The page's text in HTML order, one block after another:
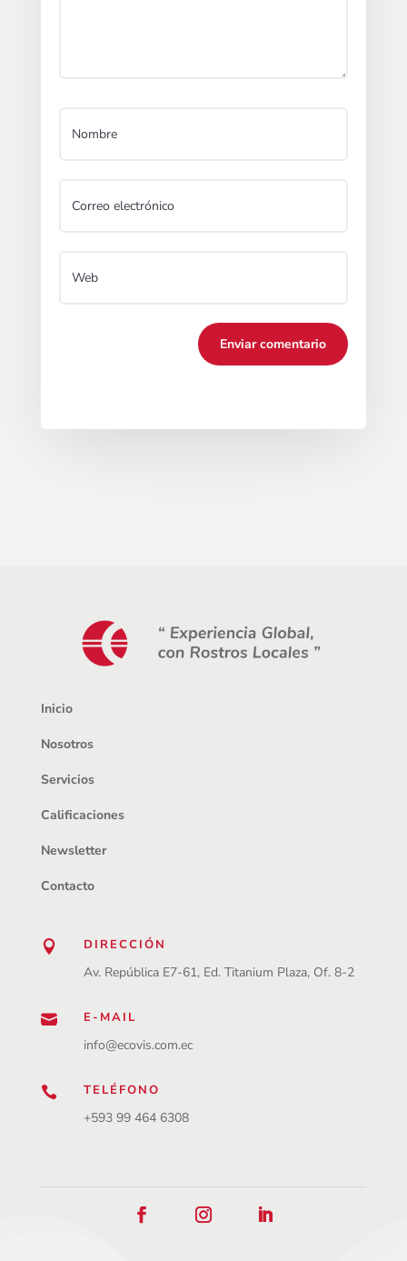
Enviar comentario
Inicio
Nosotros
Servicios
Calificaciones
Newsletter
Contacto
 DIRECCIÓN
Av. República E7-61, Ed. Titanium Plaza, Of. 8-2
 E-MAIL
info@ecovis.com.ec
 TELÉFONO
+593 99 464 6308